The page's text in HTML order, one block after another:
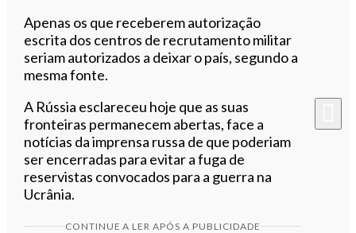
Apenas os que receberem autorização
escrita dos centros de recrutamento militar
seriam autorizados a deixar o país, segundo a
mesma fonte.
A Rússia esclareceu hoje que as suas
fronteiras permanecem abertas, face a
notícias da imprensa russa de que poderiam
ser encerradas para evitar a fuga de
reservistas convocados para a guerra na
Ucrânia.
CONTINUE A LER APÓS A PUBLICIDADE